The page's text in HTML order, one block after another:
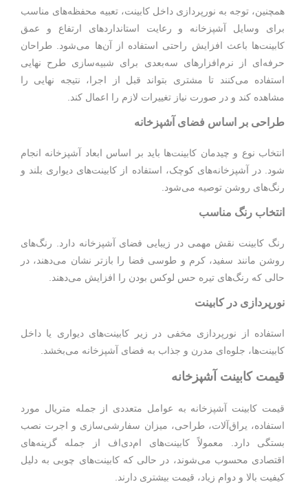
همچنین، توجه به نورپردازی داخل کابینت، تعبیه محفظه‌های مناسب
برای وسایل آشپزخانه و رعایت استانداردهای ارتفاع و عمق
کابینت‌ها باعث افزایش راحتی استفاده از آن‌ها می‌شود. طراحان
حرفه‌ای از نرم‌افزارهای سه‌بعدی برای شبیه‌سازی طرح نهایی
استفاده می‌کنند تا مشتری بتواند قبل از اجرا، نتیجه نهایی را
مشاهده کند و در صورت نیاز تغییرات لازم را اعمال کند.
طراحی بر اساس فضای آشپزخانه
انتخاب نوع و چیدمان کابینت‌ها باید بر اساس ابعاد آشپزخانه انجام
شود. در آشپزخانه‌های کوچک، استفاده از کابینت‌های دیواری بلند و
رنگ‌های روشن توصیه می‌شود.
انتخاب رنگ مناسب
رنگ کابینت نقش مهمی در زیبایی فضای آشپزخانه دارد. رنگ‌های
روشن مانند سفید، کرم و طوسی فضا را بازتر نشان می‌دهند، در
حالی که رنگ‌های تیره حس لوکس بودن را افزایش می‌دهند.
نورپردازی در کابینت
استفاده از نورپردازی مخفی در زیر کابینت‌های دیواری یا داخل
کابینت‌ها، جلوه‌ای مدرن و جذاب به فضای آشپزخانه می‌بخشد.
قیمت کابینت آشپزخانه
قیمت کابینت آشپزخانه به عوامل متعددی از جمله متریال مورد
استفاده، یراق‌آلات، طراحی، میزان سفارشی‌سازی و اجرت نصب
بستگی دارد. معمولاً کابینت‌های ام‌دی‌اف از جمله گزینه‌های
اقتصادی محسوب می‌شوند، در حالی که کابینت‌های چوبی به دلیل
کیفیت بالا و دوام زیاد، قیمت بیشتری دارند.